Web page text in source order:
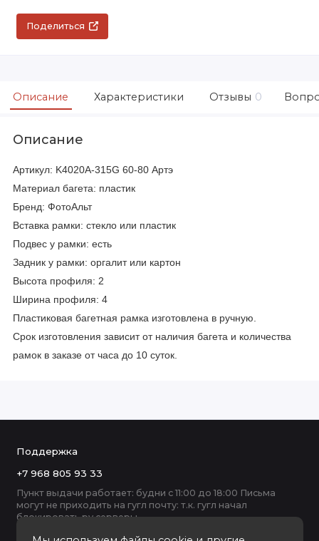
Поделиться
Описание Характеристики Отзывы 0
Описание
Артикул: K4020A-315G 60-80 Артэ
Материал багета: пластик
Бренд: ФотоАльт
Вставка рамки: стекло или пластик
Подвес у рамки: есть
Задник у рамки: оргалит или картон
Высота профиля: 2
Ширина профиля: 4
Пластиковая багетная рамка изготовлена в ручную.
Срок изготовления зависит от наличия багета и количества
рамок в заказе от часа до 10 суток.
Поддержка
+7 968 805 93 33
Пункт выдачи работает: будни с 11:00 до 18:00 Письма
могут не приходить на гугл почту: т.к. гугл начал
блокировать ру серверы